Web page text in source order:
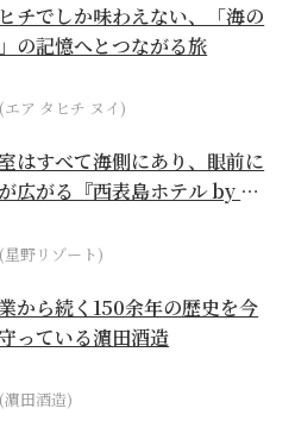
チでしか味わえない、「海の
の記憶へとつながる旅
エア タヒチ ヌイ)
はすべて海側にあり、眼前に
広がる『西表島ホテル by 星
星野リゾート)
から続く150余年の歴史を今
っている濵田酒造
濵田酒造)